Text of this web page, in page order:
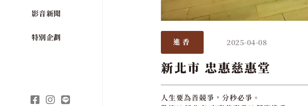
影音新聞
特別企劃 進香 2025-04-08
新北市 忠惠慈惠堂
人生要為善競爭，分秒必爭。